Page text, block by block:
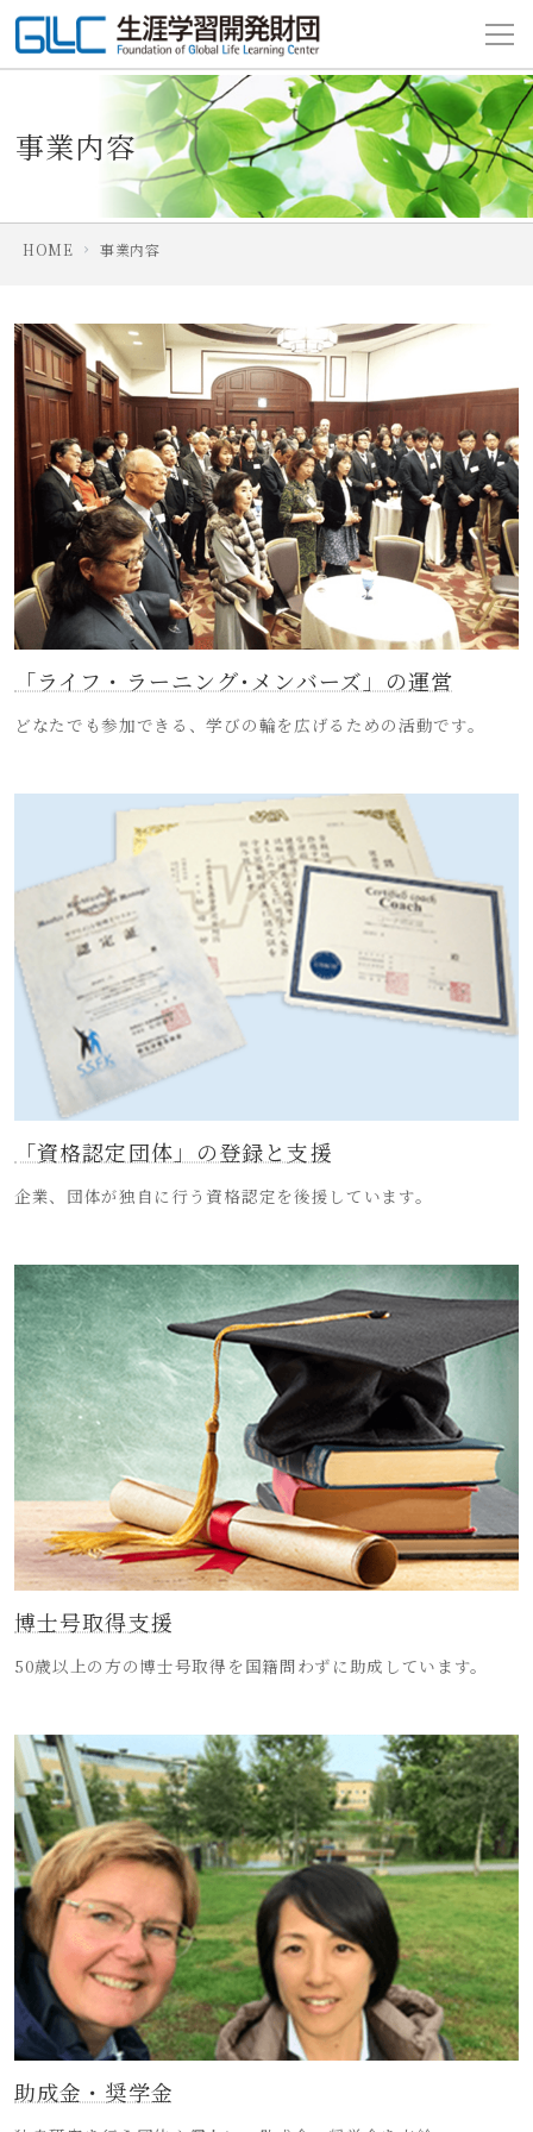
事業内容
HOME 事業内容
「ライフ・ラーニング･メンバーズ」の運営
どなたでも参加できる、学びの輪を広げるための活動です。
「資格認定団体」の登録と支援
企業、団体が独自に行う資格認定を後援しています。
博士号取得支援
50歳以上の方の博士号取得を国籍問わずに助成しています。
助成金・奨学金